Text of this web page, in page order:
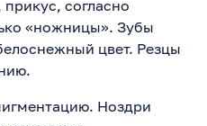
согласно
«ножницы». Зубы
цвет. Резцы
Ноздри